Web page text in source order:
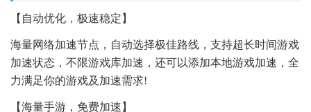
【自动优化，极速稳定】
海量网络加速节点，自动选择极佳路线，支持超长时间游戏
加速状态，不限游戏库加速，还可以添加本地游戏加速，全
力满足你的游戏及加速需求!
【海量手游，免费加速】